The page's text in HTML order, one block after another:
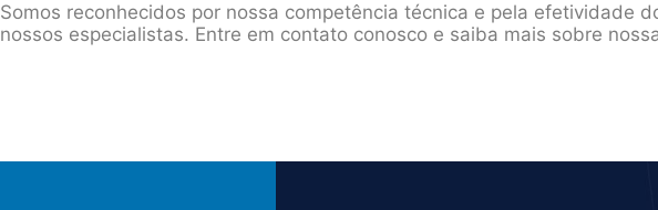
Somos reconhecidos por nossa competência técnica e pela efetividade
nossos especialistas. Entre em contato conosco e saiba mais sobre